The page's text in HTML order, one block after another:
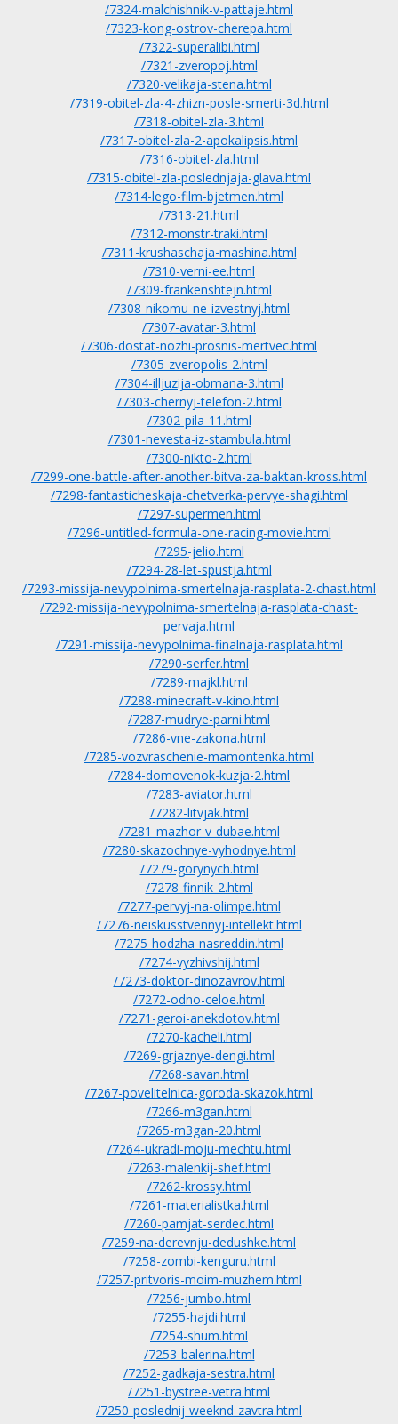
/7324-malchishnik-v-pattaje.html
/7323-kong-ostrov-cherepa.html
/7322-superalibi.html
/7321-zveropoj.html
/7320-velikaja-stena.html
/7319-obitel-zla-4-zhizn-posle-smerti-3d.html
/7318-obitel-zla-3.html
/7317-obitel-zla-2-apokalipsis.html
/7316-obitel-zla.html
/7315-obitel-zla-poslednjaja-glava.html
/7314-lego-film-bjetmen.html
/7313-21.html
/7312-monstr-traki.html
/7311-krushaschaja-mashina.html
/7310-verni-ee.html
/7309-frankenshtejn.html
/7308-nikomu-ne-izvestnyj.html
/7307-avatar-3.html
/7306-dostat-nozhi-prosnis-mertvec.html
/7305-zveropolis-2.html
/7304-illjuzija-obmana-3.html
/7303-chernyj-telefon-2.html
/7302-pila-11.html
/7301-nevesta-iz-stambula.html
/7300-nikto-2.html
/7299-one-battle-after-another-bitva-za-baktan-kross.html
/7298-fantasticheskaja-chetverka-pervye-shagi.html
/7297-supermen.html
/7296-untitled-formula-one-racing-movie.html
/7295-jelio.html
/7294-28-let-spustja.html
/7293-missija-nevypolnima-smertelnaja-rasplata-2-chast.html
/7292-missija-nevypolnima-smertelnaja-rasplata-chast-
pervaja.html
/7291-missija-nevypolnima-finalnaja-rasplata.html
/7290-serfer.html
/7289-majkl.html
/7288-minecraft-v-kino.html
/7287-mudrye-parni.html
/7286-vne-zakona.html
/7285-vozvraschenie-mamontenka.html
/7284-domovenok-kuzja-2.html
/7283-aviator.html
/7282-litvjak.html
/7281-mazhor-v-dubae.html
/7280-skazochnye-vyhodnye.html
/7279-gorynych.html
/7278-finnik-2.html
/7277-pervyj-na-olimpe.html
/7276-neiskusstvennyj-intellekt.html
/7275-hodzha-nasreddin.html
/7274-vyzhivshij.html
/7273-doktor-dinozavrov.html
/7272-odno-celoe.html
/7271-geroi-anekdotov.html
/7270-kacheli.html
/7269-grjaznye-dengi.html
/7268-savan.html
/7267-povelitelnica-goroda-skazok.html
/7266-m3gan.html
/7265-m3gan-20.html
/7264-ukradi-moju-mechtu.html
/7263-malenkij-shef.html
/7262-krossy.html
/7261-materialistka.html
/7260-pamjat-serdec.html
/7259-na-derevnju-dedushke.html
/7258-zombi-kenguru.html
/7257-pritvoris-moim-muzhem.html
/7256-jumbo.html
/7255-hajdi.html
/7254-shum.html
/7253-balerina.html
/7252-gadkaja-sestra.html
/7251-bystree-vetra.html
/7250-poslednij-weeknd-zavtra.html